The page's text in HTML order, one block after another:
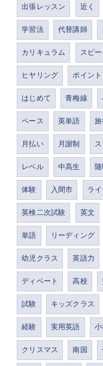
出張レッスン
近く
学習法
代替講師
カリキュラム
スピ
ヒヤリング
ポイント
はじめて
青梅線
ペース
英単語
月払い
月謝制
レベル
中高生
体験
入間市 ラ
英検二次試験
英文
単語
リーディング
幼児クラス
英語力
ディベート
高校
試験
キッズクラス
経験
実用英語
クリスマス
南国